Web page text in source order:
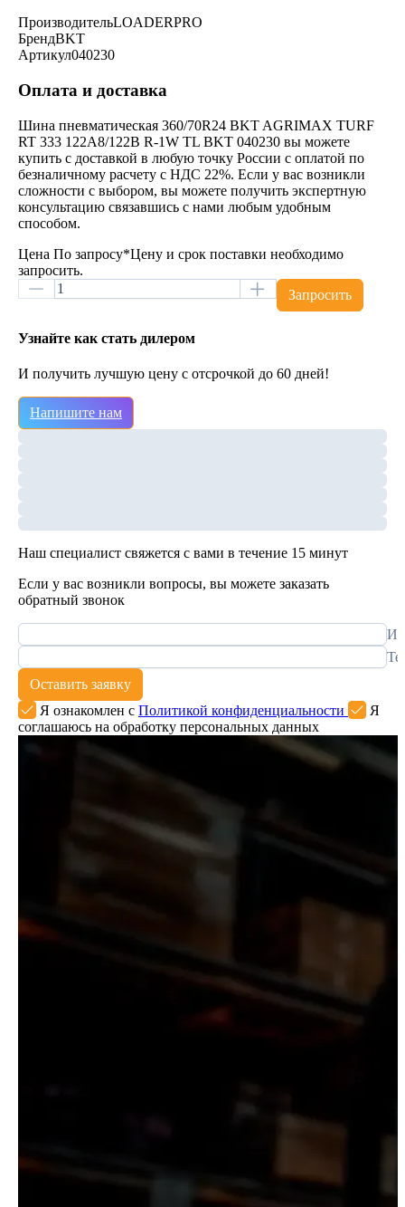
ПроизводительLOADERPRO
БрендBKT
Артикул040230
Оплата и доставка
Шина пневматическая 360/70R24 BKT AGRIMAX TURF
RT 333 122A8/122B R-1W TL BKT 040230 вы можете
купить с доставкой в любую точку России с оплатой по
безналичному расчету с НДС 22%. Если у вас возникли
сложности с выбором, вы можете получить экспертную
консультацию связавшись с нами любым удобным
способом.
Цена По запросу*Цену и срок поставки необходимо
запросить.
Запросить
Узнайте как стать дилером
И получить лучшую цену с отсрочкой до 60 дней!
Напишите нам
Наш специалист свяжется с вами в течение 15 минут
Если у вас возникли вопросы, вы можете заказать
обратный звонок
Оставить заявку
Я ознакомлен с Политикой конфиденциальности
Я
соглашаюсь на обработку персональных данных